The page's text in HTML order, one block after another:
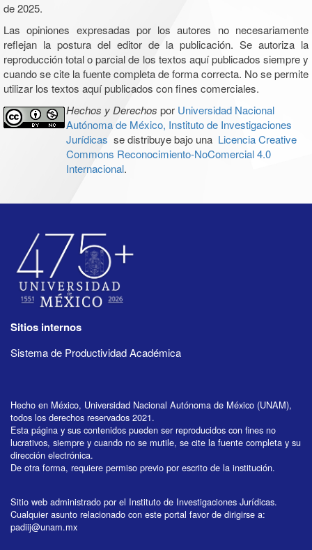
de 2025.
Las opiniones expresadas por los autores no necesariamente
reflejan la postura del editor de la publicación. Se autoriza la
reproducción total o parcial de los textos aquí publicados siempre y
cuando se cite la fuente completa de forma correcta. No se permite
utilizar los textos aquí publicados con fines comerciales.
Hechos y Derechos por Universidad Nacional
Autónoma de México, Instituto de Investigaciones
Jurídicas se distribuye bajo una Licencia Creative
Commons Reconocimiento-NoComercial 4.0
Internacional.
Sitios internos
Sistema de Productividad Académica
Hecho en México, Universidad Nacional Autónoma de México (UNAM),
todos los derechos reservados 2021.
Esta página y sus contenidos pueden ser reproducidos con fines no
lucrativos, siempre y cuando no se mutile, se cite la fuente completa y su
dirección electrónica.
De otra forma, requiere permiso previo por escrito de la institución.
Sitio web administrado por el Instituto de Investigaciones Jurídicas.
Cualquier asunto relacionado con este portal favor de dirigirse a:
padiij@unam.mx